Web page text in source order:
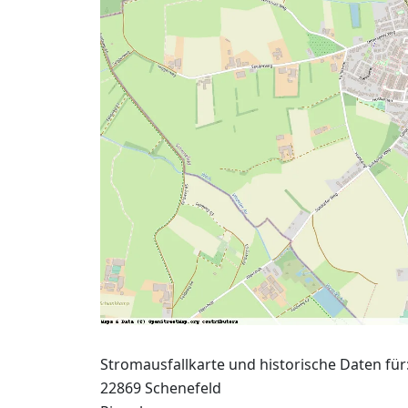
Stromausfallkarte und historische Daten
22869 Schenefeld